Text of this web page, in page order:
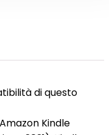
di questo
Kindle